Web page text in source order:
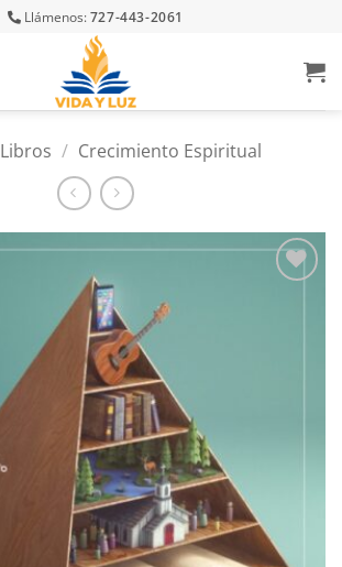
Llámenos:727-443-2061
Libros / Crecimiento Espiritual